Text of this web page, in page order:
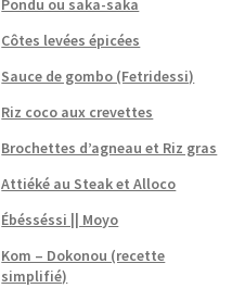
Pondu ou saka-saka
Côtes levées épicées
Sauce de gombo (Fetridessi)
Riz coco aux crevettes
Brochettes d’agneau et Riz gras
Attiéké au Steak et Alloco
Ébésséssi || Moyo
Kom – Dokonou (recette
simplifié)